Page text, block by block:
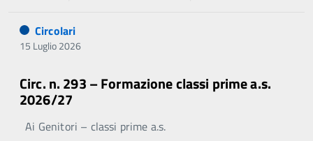
Circolari
15 Luglio 2026
Circ. n. 293 – Formazione classi prime a.s.
2026/27
Ai Genitori – classi prime a.s.